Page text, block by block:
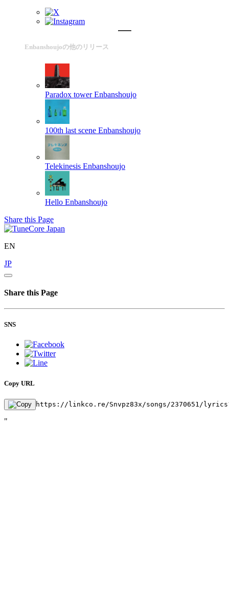
Enbanshoujoの他のリリース
Paradox tower Enbanshoujo
100th last scene Enbanshoujo
Telekinesis Enbanshoujo
Hello Enbanshoujo
Share this Page
EN
JP
Share this Page
SNS
Copy URL
https://linkco.re/Snvpz83x/songs/2370651/
"